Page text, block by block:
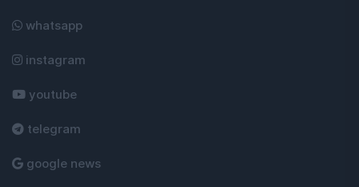
whatsapp
instagram
youtube
telegram
google news